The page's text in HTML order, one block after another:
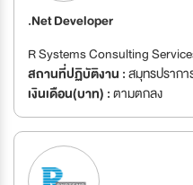
.Net Developer
R Systems Consulting
สถานที่ปฏิบัติงาน :สมุทรปราก
เงินเดือน(บาท) :ตามตกลง